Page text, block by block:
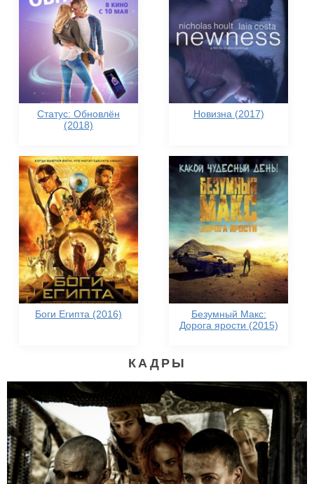
Статус: Обновлён
(2018)
Новизна (2017)
Боги Египта (2016)
Безумный Макс:
Дорога ярости (2015)
КАДРЫ